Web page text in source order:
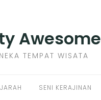
Awesome
TEMPAT WISATA
SENI KERAJINAN